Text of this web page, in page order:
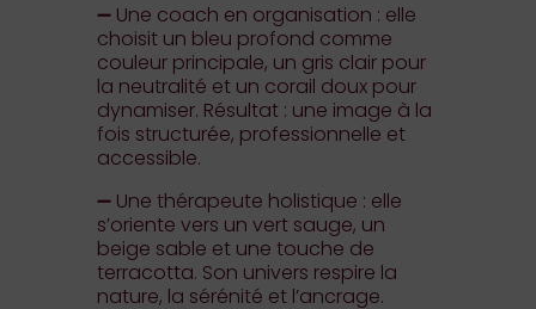
➖ Une coach en organisation : elle
choisit un bleu profond comme
couleur principale, un gris clair pour
la neutralité et un corail doux pour
dynamiser. Résultat : une image à la
fois structurée, professionnelle et
accessible.
➖ Une thérapeute holistique : elle
s’oriente vers un vert sauge, un
beige sable et une touche de
terracotta. Son univers respire la
nature, la sérénité et l’ancrage.